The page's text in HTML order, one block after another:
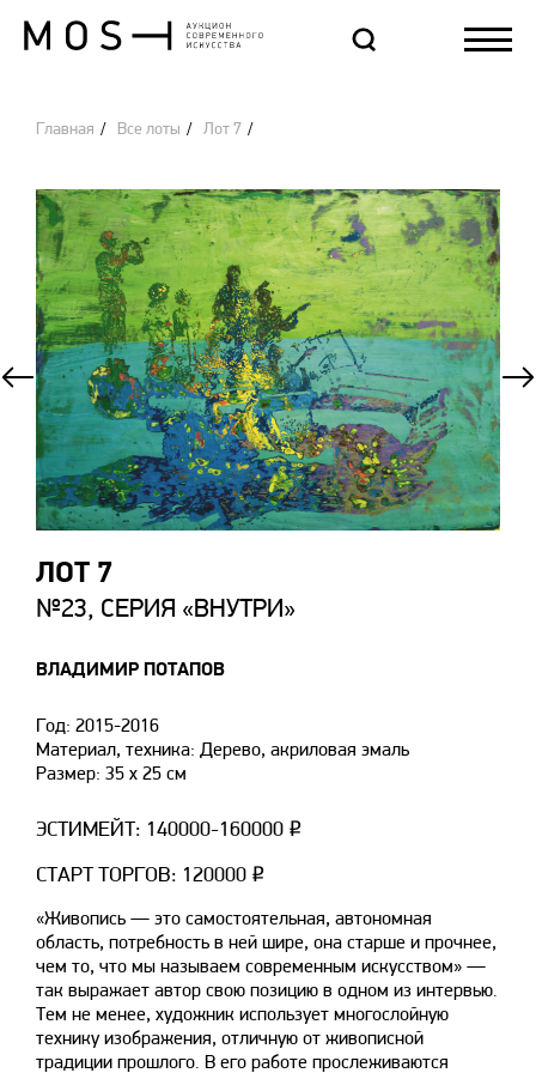
Главная Все лоты Лот 7
ВЛАДИМИР ПОТАПОВ
№23, СЕРИЯ «ВНУТРИ»
ЛОТ 7
Год: 2015-2016
Материал, техника: Дерево, акриловая эмаль
Размер: 35 х 25 см
ЭСТИМЕЙТ: 140000-160000 ₽
СТАРТ ТОРГОВ: 120000 ₽
«Живопись — это самостоятельная, автономная
область, потребность в ней шире, она старше и прочнее,
чем то, что мы называем современным искусством» —
так выражает автор свою позицию в одном из интервью.
Тем не менее, художник использует многослойную
технику изображения, отличную от живописной
традиции прошлого. В его работе прослеживаются